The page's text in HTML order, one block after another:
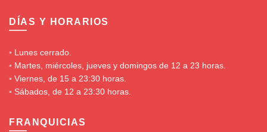
DÍAS Y HORARIOS
◦ Lunes cerrado.
◦ Martes, miércoles, jueves y domingos de 12 a 23 horas.
◦ Viernes, de 15 a 23:30 horas.
◦ Sábados, de 12 a 23:30 horas.
FRANQUICIAS